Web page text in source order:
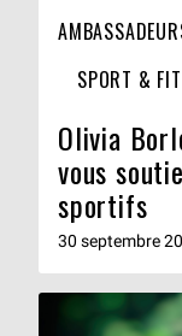
SPORT &
Olivia
vous
sportifs
30 septembre